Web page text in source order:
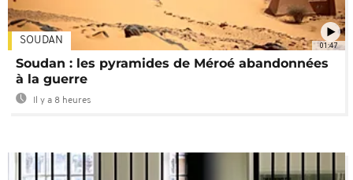
01:47
SOUDAN
Soudan : les pyramides de Méroé abandonnées
à la guerre
Il y a 8 heures